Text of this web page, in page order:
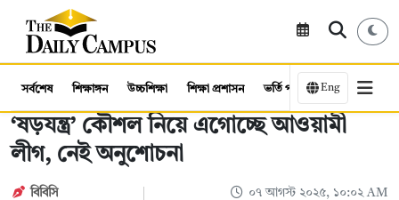
সর্বশেষ শিক্ষাঙ্গন উচ্চশিক্ষা শিক্ষা প্রশাসন ভর্তি পরীক্ষা কর্মসংস্থান
Eng
‘ষড়যন্ত্র’ কৌশল নিয়ে এগােচ্ছে আওয়ামী
লীগ, নেই অনুশোচনা
বিবিসি ০৭ আগস্ট ২০২৫, ১০:০২ AM